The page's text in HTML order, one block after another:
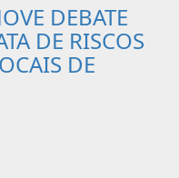
DEBATE
DE RISCOS
DE